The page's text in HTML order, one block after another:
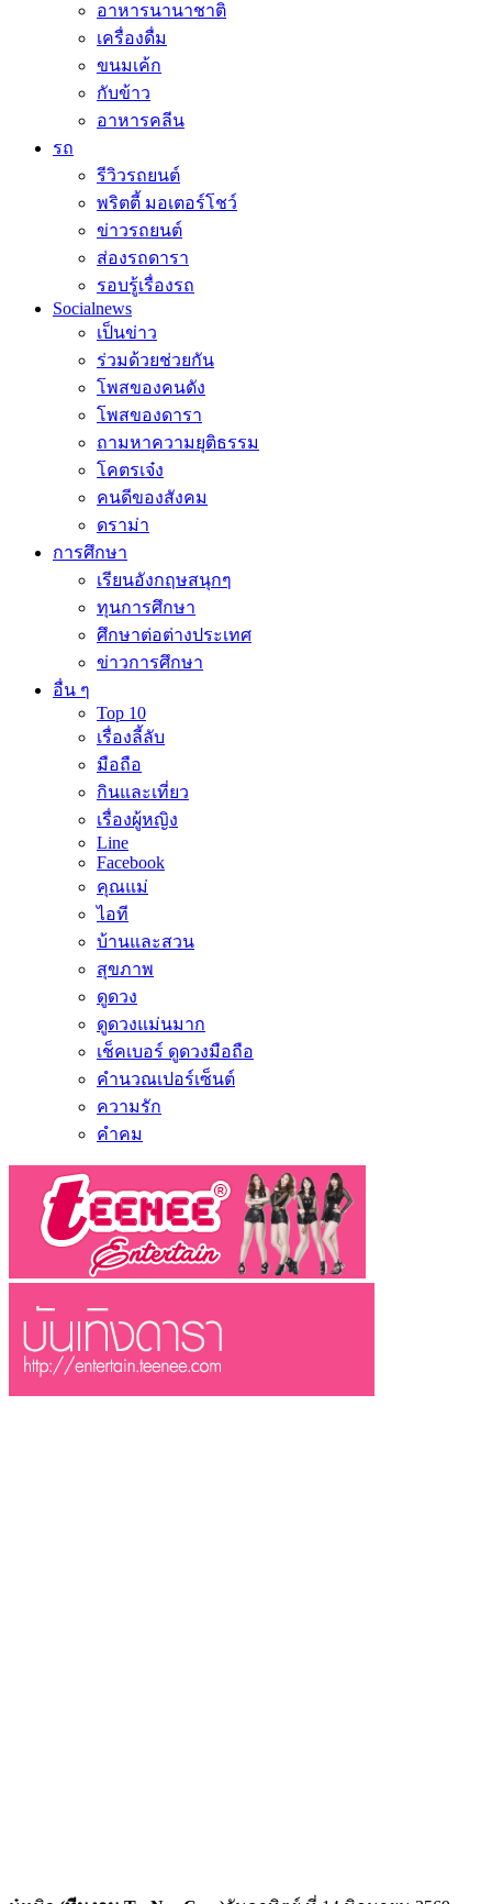
อาหารนานาชาติ
เครื่องดื่ม
ขนมเค้ก
กับข้าว
อาหารคลีน
รถ
รีวิวรถยนต์
พริตตี้ มอเตอร์โชว์
ข่าวรถยนต์
ส่องรถดารา
รอบรู้เรื่องรถ
Socialnews
เป็นข่าว
ร่วมด้วยช่วยกัน
โพสของคนดัง
โพสของดารา
ถามหาความยุติธรรม
โคตรเจ๋ง
คนดีของสังคม
ดราม่า
การศึกษา
เรียนอังกฤษสนุกๆ
ทุนการศึกษา
ศึกษาต่อต่างประเทศ
ข่าวการศึกษา
อื่น ๆ
Top 10
เรื่องลี้ลับ
มือถือ
กินและเที่ยว
เรื่องผู้หญิง
Line
Facebook
คุณแม่
ไอที
บ้านและสวน
สุขภาพ
ดูดวง
ดูดวงแม่นมาก
เช็คเบอร์ ดูดวงมือถือ
คำนวณเปอร์เซ็นต์
ความรัก
คำคม